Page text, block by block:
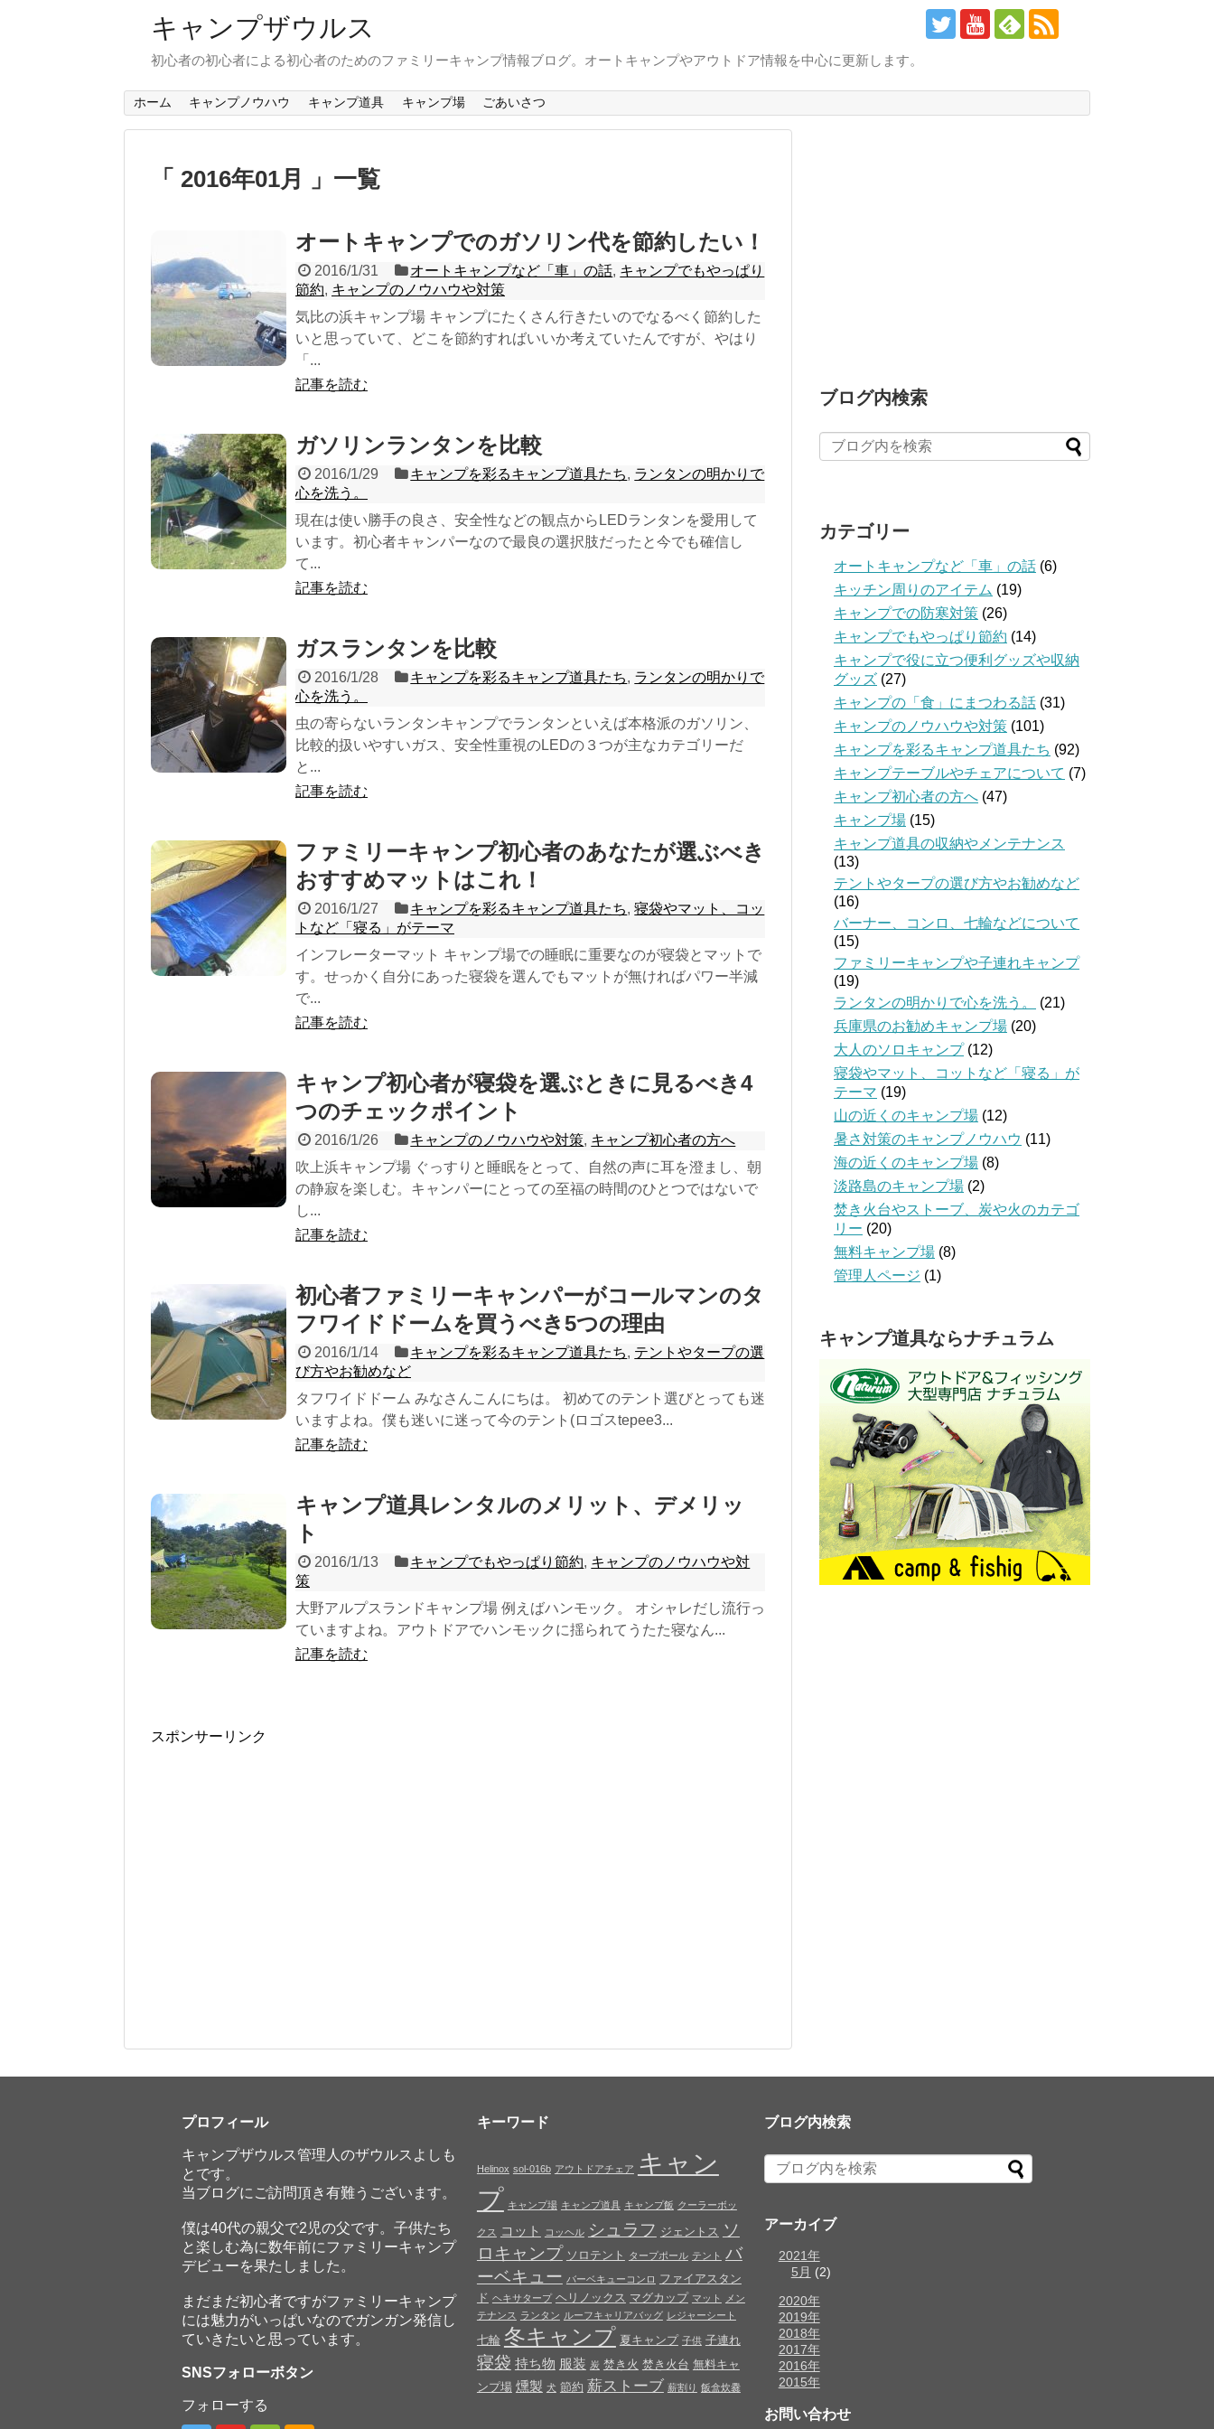
キャンプザウルス
初心者の初心者による初心者のためのファミリーキャンプ情報ブログ。オートキャンプやアウトドア情報を中心に更新します。
ホーム キャンプノウハウ キャンプ道具 キャンプ場 ごあいさつ
「 2016年01月 」一覧
オートキャンプでのガソリン代を節約したい！
2016/1/31 オートキャンプなど「車」の話, キャンプでもやっぱり
節約, キャンプのノウハウや対策
気比の浜キャンプ場 キャンプにたくさん行きたいのでなるべく節約した
いと思っていて、どこを節約すればいいか考えていたんですが、やはり
「...
記事を読む
ガソリンランタンを比較
2016/1/29 キャンプを彩るキャンプ道具たち, ランタンの明かりで
心を洗う。
現在は使い勝手の良さ、安全性などの観点からLEDランタンを愛用して
います。初心者キャンパーなので最良の選択肢だったと今でも確信し
て...
記事を読む
ガスランタンを比較
2016/1/28 キャンプを彩るキャンプ道具たち, ランタンの明かりで
心を洗う。
虫の寄らないランタンキャンプでランタンといえば本格派のガソリン、
比較的扱いやすいガス、安全性重視のLEDの３つが主なカテゴリーだ
と...
記事を読む
ファミリーキャンプ初心者のあなたが選ぶべき
おすすめマットはこれ！
2016/1/27 キャンプを彩るキャンプ道具たち,寝袋やマット、コッ
トなど「寝る」がテーマ
インフレーターマット キャンプ場での睡眠に重要なのが寝袋とマットで
す。せっかく自分にあった寝袋を選んでもマットが無ければパワー半減
で...
記事を読む
キャンプ初心者が寝袋を選ぶときに見るべき4
つのチェックポイント
2016/1/26 キャンプのノウハウや対策, キャンプ初心者の方へ
吹上浜キャンプ場 ぐっすりと睡眠をとって、自然の声に耳を澄まし、朝
の静寂を楽しむ。キャンパーにとっての至福の時間のひとつではないで
し...
記事を読む
初心者ファミリーキャンパーがコールマンのタ
フワイドドームを買うべき5つの理由
2016/1/14 キャンプを彩るキャンプ道具たち, テントやタープの選
び方やお勧めなど
タフワイドドーム みなさんこんにちは。 初めてのテント選びとっても迷
いますよね。僕も迷いに迷って今のテント(ロゴスtepee3...
記事を読む
キャンプ道具レンタルのメリット、デメリッ
ト
2016/1/13 キャンプでもやっぱり節約, キャンプのノウハウや対
策
大野アルプスランドキャンプ場 例えばハンモック。 オシャレだし流行っ
ていますよね。アウトドアでハンモックに揺られてうたた寝なん...
記事を読む
スポンサーリンク
ブログ内検索
カテゴリー
オートキャンプなど「車」の話 (6)
キッチン周りのアイテム (19)
キャンプでの防寒対策 (26)
キャンプでもやっぱり節約 (14)
キャンプで役に立つ便利グッズや収納
グッズ (27)
キャンプの「食」にまつわる話 (31)
キャンプのノウハウや対策 (101)
キャンプを彩るキャンプ道具たち (92)
キャンプテーブルやチェアについて (7)
キャンプ初心者の方へ (47)
キャンプ場 (15)
キャンプ道具の収納やメンテナンス
(13)
テントやタープの選び方やお勧めなど
(16)
バーナー、コンロ、七輪などについて
(15)
ファミリーキャンプや子連れキャンプ
(19)
ランタンの明かりで心を洗う。
(21)
兵庫県のお勧めキャンプ場 (20)
大人のソロキャンプ(12)
寝袋やマット、コットなど「寝る」が
テーマ (19)
山の近くのキャンプ場 (12)
暑さ対策のキャンプノウハウ (11)
海の近くのキャンプ場 (8)
淡路島のキャンプ場 (2)
焚き火台やストーブ、炭や火のカテゴ
リー (20)
無料キャンプ場 (8)
管理人ページ (1)
キャンプ道具ならナチュラム
プロフィール
キャンプザウルス管理人のザウルスよしも
とです。
当ブログにご訪問頂き有難うございます。
僕は40代の親父で2児の父です。子供たち
と楽しむ為に数年前にファミリーキャンプ
デビューを果たしました。
まだまだ初心者ですがファミリーキャンプ
には魅力がいっぱいなのでガンガン発信し
ていきたいと思っています。
SNSフォローボタン
フォローする
キーワード
Helinox sol-016b アウトドアチェア
キャン
プ キャンプ場 キャンプ道具 キャンプ飯 クーラーボッ
クス コット コッヘル シュラフ ジェントス ソ
ロキャンプ ソロテント タープポール テント バ
ーベキュー バーベキューコンロ ファイアスタン
ド ヘキサタープ ヘリノックス マグカップ マット
メン
テナンス ランタン ルーフキャリアバッグ レジャーシート
七輪 冬キャンプ 夏キャンプ 子供 子連れ
寝袋 持ち物 服装 炭 焚き火 焚き火台 無料キャ
ンプ場 燻製 犬 節約 薪ストーブ 薪割り 飯盒炊爨
ブログ内検索
アーカイブ
2021年
5月 (2)
2020年
2019年
2018年
2017年
2016年
2015年
お問い合わせ